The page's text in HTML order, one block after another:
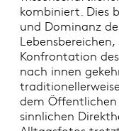
kombiniert. Dies
und Dominanz
Konfrontation
nach innen
dem
sinnlichen